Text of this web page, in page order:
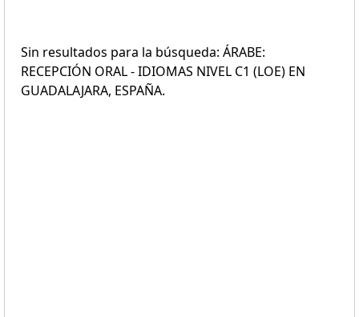
Sin resultados para la búsqueda: ÁRABE:
RECEPCIÓN ORAL - IDIOMAS NIVEL C1 (LOE) EN
GUADALAJARA, ESPAÑA.